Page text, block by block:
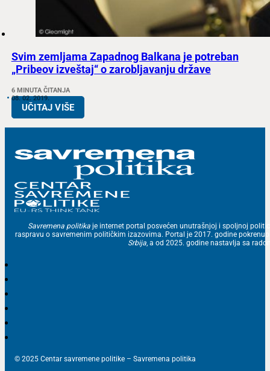
Svim zemljama Zapadnog Balkana je potreban
„Pribeov izveštaj“ o zarobljavanju države
6 MINUTA ČITANJA
08. 02. 2019.
UČITAJ VIŠE
Savremena politika je internet portal posvećen unutrašnjoj i spoljnoj
raspravu o savremenim političkim izazovima. Portal je 2017. godine
Srbija, a od 2025. godine nastavlja sa
© 2025 Centar savremene politike – Savremena politika